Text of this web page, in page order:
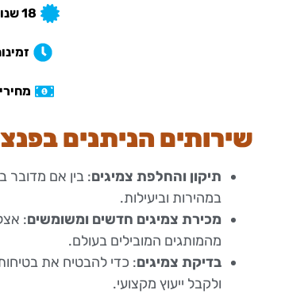
18 שנות ניסיון וצוות מקצועי אמין ואדיב
זמינות
שירותים הניתנים
תיקון והחלפת צמיגים: בין אם מדובר
במהירות וביעילות.
מכירת צמיגים חדשים ומשומשים:
מהמותגים המובילים בעולם.
בדיקת צמיגים: כדי להבטיח את
ולקבל ייעוץ מקצועי.